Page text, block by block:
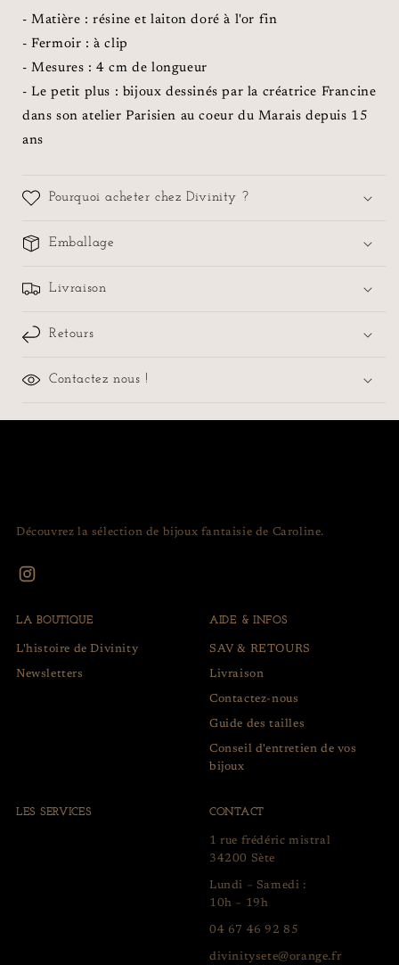
- Matière :résine et laiton doré à l'or fin
- Fermoir : à clip
- Mesures : 4 cm de longueur
- Le petit plus : bijoux dessinés par la créatrice Francine
dans son atelier Parisien au coeur du Marais depuis 15
ans
Pourquoi acheter chez Divinity ?
Emballage
Livraison
Retours
Contactez nous !
Découvrez la sélection de bijoux fantaisie de Caroline.
LA BOUTIQUE
L'histoire de Divinity
Newsletters
AIDE & INFOS
SAV & RETOURS
Livraison
Contactez-nous
Guide des tailles
Conseil d'entretien de vos
bijoux
LES SERVICES CONTACT
1 rue frédéric mistral
34200 Sète
Lundi – Samedi :
10h – 19h
04 67 46 92 85
divinitysete@orange.fr